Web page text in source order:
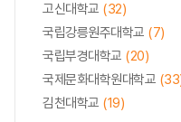
고신대학교 (32)
국립강릉원주대학교 (7)
국립부경대학교 (20)
국제문화대학원대학교
김천대학교 (19)